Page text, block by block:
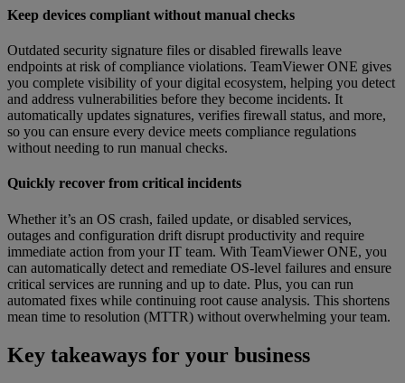
Keep devices compliant without manual checks
Outdated security signature files or disabled firewalls leave
endpoints at risk of compliance violations. TeamViewer ONE gives
you complete visibility of your digital ecosystem, helping you detect
and address vulnerabilities before they become incidents. It
automatically updates signatures, verifies firewall status, and more,
so you can ensure every device meets compliance regulations
without needing to run manual checks.
Quickly recover from critical incidents
Whether it’s an OS crash, failed update, or disabled services,
outages and configuration drift disrupt productivity and require
immediate action from your IT team. With TeamViewer ONE, you
can automatically detect and remediate OS-level failures and ensure
critical services are running and up to date. Plus, you can run
automated fixes while continuing root cause analysis. This shortens
mean time to resolution (MTTR) without overwhelming your team.
Key takeaways for your business